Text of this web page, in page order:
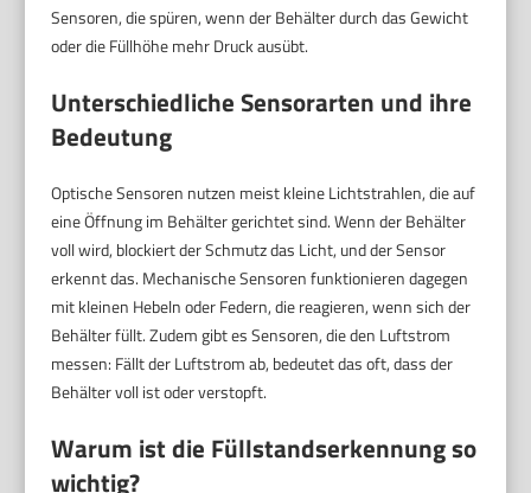
Sensoren, die spüren, wenn der Behälter durch das Gewicht
oder die Füllhöhe mehr Druck ausübt.
Unterschiedliche Sensorarten und ihre
Bedeutung
Optische Sensoren nutzen meist kleine Lichtstrahlen, die auf
eine Öffnung im Behälter gerichtet sind. Wenn der Behälter
voll wird, blockiert der Schmutz das Licht, und der Sensor
erkennt das. Mechanische Sensoren funktionieren dagegen
mit kleinen Hebeln oder Federn, die reagieren, wenn sich der
Behälter füllt. Zudem gibt es Sensoren, die den Luftstrom
messen: Fällt der Luftstrom ab, bedeutet das oft, dass der
Behälter voll ist oder verstopft.
Warum ist die Füllstandserkennung so
wichtig?